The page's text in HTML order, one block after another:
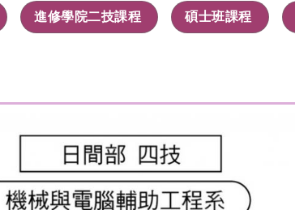
進修學院二技課程 碩士班課程